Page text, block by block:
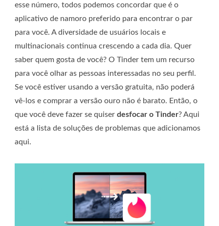
esse número, todos podemos concordar que é o
aplicativo de namoro preferido para encontrar o par
para você. A diversidade de usuários locais e
multinacionais continua crescendo a cada dia. Quer
saber quem gosta de você? O Tinder tem um recurso
para você olhar as pessoas interessadas no seu perfil.
Se você estiver usando a versão gratuita, não poderá
vê-los e comprar a versão ouro não é barato. Então, o
que você deve fazer se quiser desfocar o Tinder? Aqui
está a lista de soluções de problemas que adicionamos
aqui.